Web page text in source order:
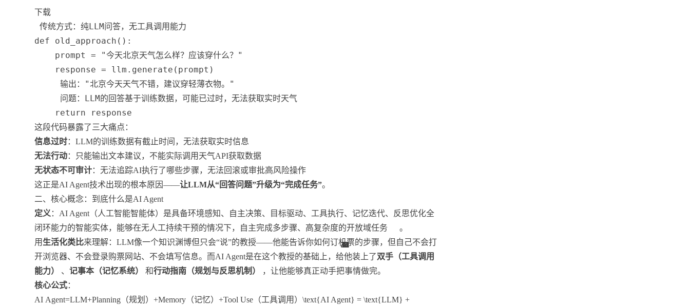
11
11
下载
传统方式：纯LLM问答，无工具调用能力
def
old_approach ( ) :
    prompt
=
"今天北京天气怎么样？应该穿什么？"
    response
= llm . generate ( prompt )
输出："北京今天天气不错，建议穿轻薄衣物。"
问题：LLM的回答基于训练数据，可能已过时，无法获取实时天气
return response
这段代码暴露了三大痛点：
信息过时：LLM的训练数据有截止时间，无法获取实时信息
无法行动：只能输出文本建议，不能实际调用天气API获取数据
无状态不可审计：无法追踪AI执行了哪些步骤，无法回滚或审批高风险操作
这正是AI Agent技术出现的根本原因——让LLM从“回答问题”升级为“完成任务”。
二、核心概念：到底什么是AI Agent
定义 ：AI Agent（人工智能智能体）是具备环境感知、自主决策、目标驱动、工具执行、记忆迭代、反思优化全
闭环能力的智能实体，能够在无人工持续干预的情况下，自主完成多步骤、高复杂度的开放域任务
44
。
用 生活化类比来理解：LLM像一个知识渊博但只会“说”的教授——他能告诉你如何订机票的步骤，但自己不会打
开浏览器、不会登录购票网站、不会填写信息。而AI Agent是在这个教授的基础上，给他装上了双手（工具调用
能力）
、记事本（记忆系统） 和行动指南（规划与反思机制）
，让他能够真正动手把事情做完。
核心公式：
AI Agent=LLM+Planning（规划）+Memory（记忆）+Tool Use（工具调用）\text{AI Agent} = \text{LLM} +
2
12
12
12
1
12
34
34
43
32
1
34
1
44